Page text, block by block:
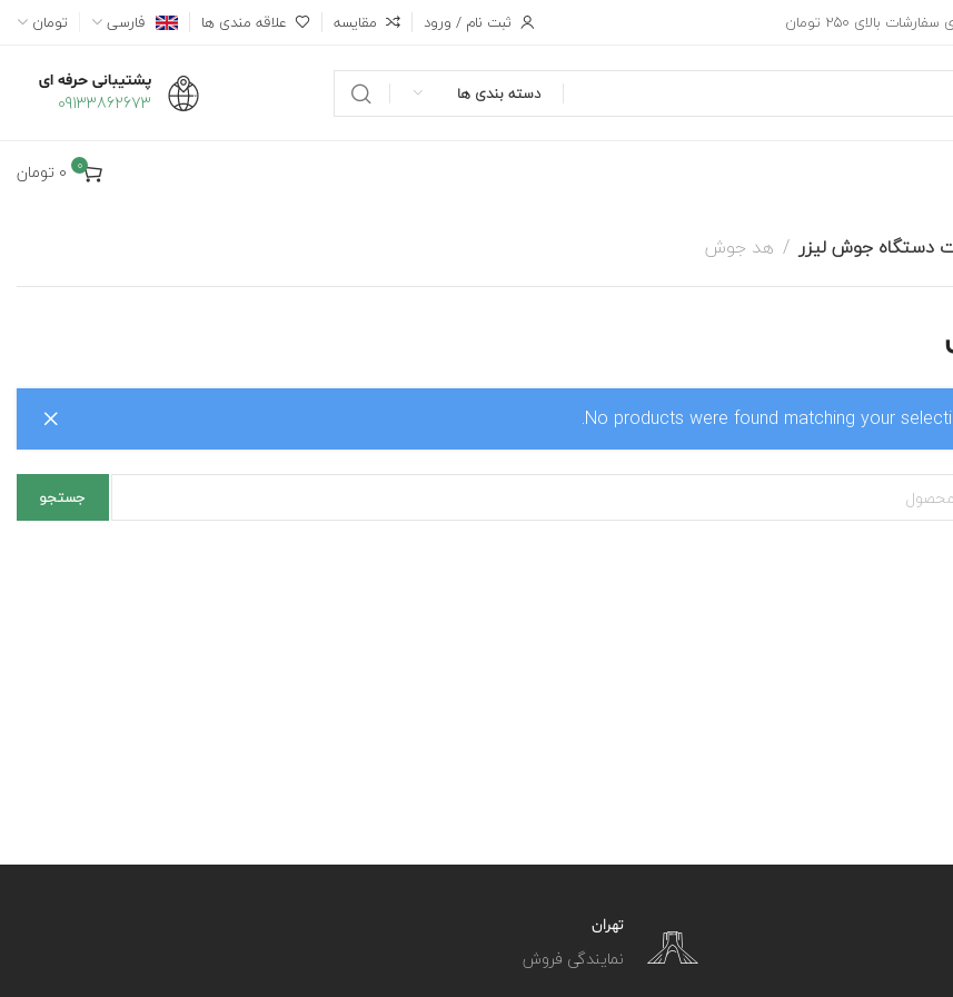
بالای 250 تومان ثبت نام / ورود مقایسه علاقه مندی ها فارسی تومان
دسته بندی ها پشتیبانی حرفه ای
09133862673
0
0 تومان
دستگاه جوش لیزر هد جوش
No products were found matching your
جستجو
تهران
نمایندگی فروش